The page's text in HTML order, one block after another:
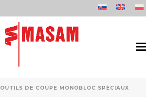
OUTILS DE COUPE MONOBLOC SPÉCIAUX